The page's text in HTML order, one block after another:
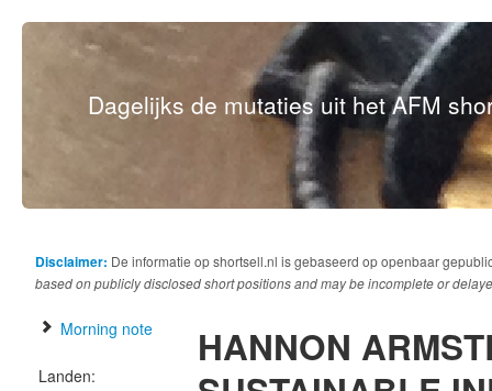
Dagelijks de mutaties uit het AFM
Disclaimer: De informatie op shortsell.nl is gebaseerd op openbaar
based on publicly disclosed short positions and may be incomplete or
Morning note
Landen:
HANNON